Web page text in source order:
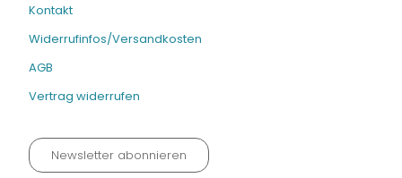
Kontakt
Widerrufinfos/Versandkosten
AGB
Vertrag widerrufen
Newsletter abonnieren